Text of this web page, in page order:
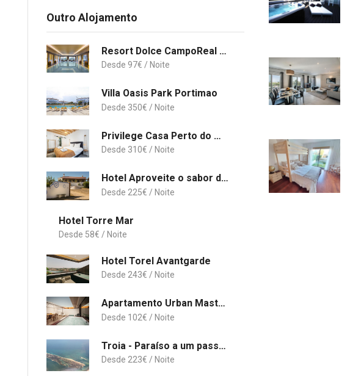
Outro Alojamento
Resort Dolce CampoReal Lisboa
97€
Villa Oasis Park Portimao
350€
Privilege Casa Perto do Mar with Rooftop Jacuzzi
310€
Hotel Aproveite o sabor do Alentejo
225€
Hotel Torre Mar
58€
Hotel Torel Avantgarde
243€
Apartamento Urban Master Aveiro
102€
Troia - Paraíso a um passo de Lisboa
223€